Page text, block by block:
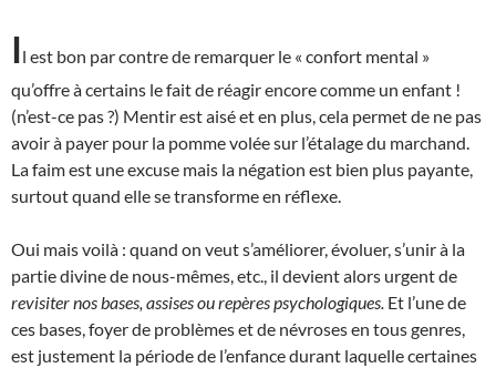
Il est bon par contre de remarquer le « confort mental »
qu’offre à certains le fait de réagir encore comme un enfant !
(n’est-ce pas ?) Mentir est aisé et en plus, cela permet de ne pas
avoir à payer pour la pomme volée sur l’étalage du marchand.
La faim est une excuse mais la négation est bien plus payante,
surtout quand elle se transforme en réflexe.
Oui mais voilà : quand on veut s’améliorer, évoluer, s’unir à la
partie divine de nous-mêmes, etc., il devient alors urgent de
revisiter nos bases, assises ou repères psychologiques. Et l’une de
ces bases, foyer de problèmes et de névroses en tous genres,
est justement la période de l’enfance durant laquelle certaines